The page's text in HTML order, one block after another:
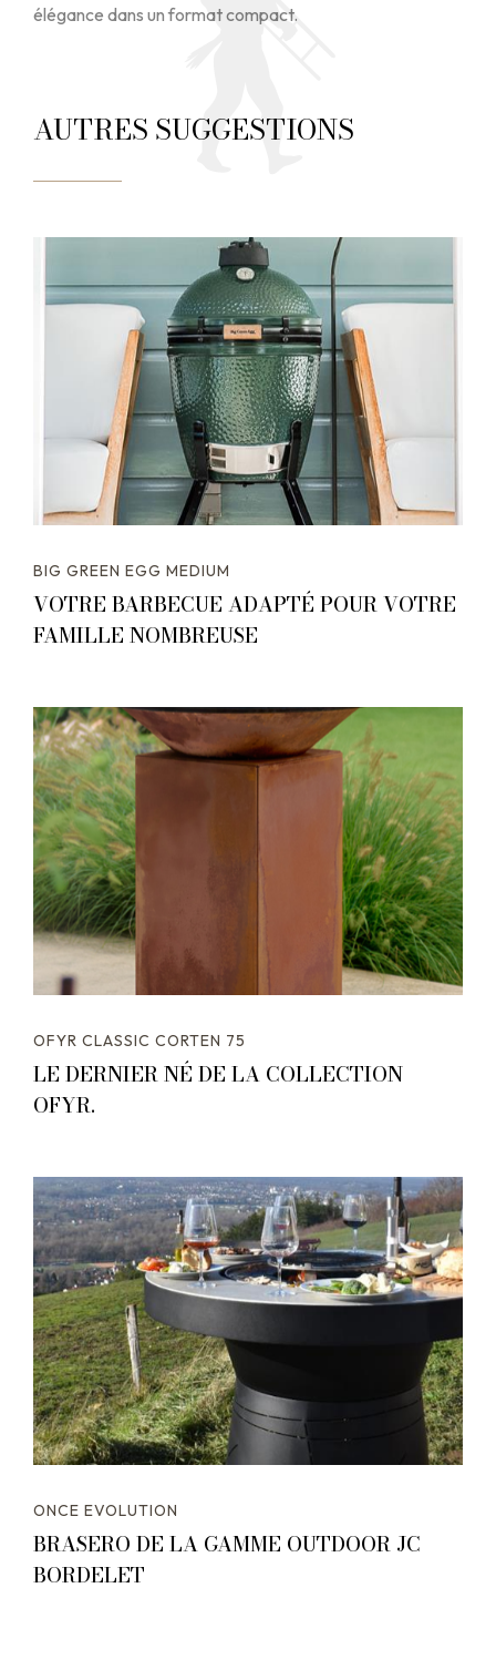
élégance dans un format compact.
AUTRES SUGGESTIONS
BIG GREEN EGG MEDIUM
VOTRE BARBECUE ADAPTÉ POUR VOTRE
FAMILLE NOMBREUSE
OFYR CLASSIC CORTEN 75
LE DERNIER NÉ DE LA COLLECTION
OFYR.
ONCE EVOLUTION
BRASERO DE LA GAMME OUTDOOR JC
BORDELET